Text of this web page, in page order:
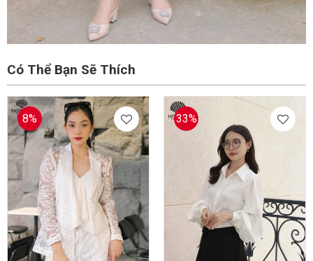
Có Thể Bạn Sẽ Thích
8% 33%